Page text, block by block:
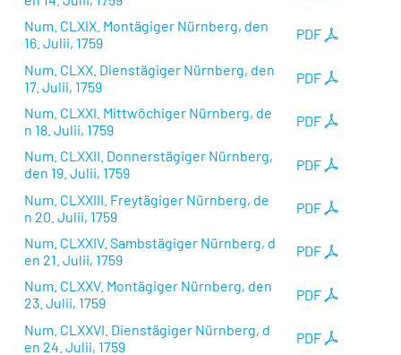
PDF
Num. CLXIX. Montägiger Nürnberg, den
16. Julii, 1759
PDF
Num. CLXX. Dienstägiger Nürnberg, den
17. Julii, 1759
PDF
Num. CLXXI. Mittwöchiger Nürnberg, de
n 18. Julii, 1759
PDF
Num. CLXXII. Donnerstägiger Nürnberg,
den 19. Julii, 1759
PDF
Num. CLXXIII. Freytägiger Nürnberg, de
n 20. Julii, 1759
PDF
Num. CLXXIV. Sambstägiger Nürnberg, d
en 21. Julii, 1759
PDF
Num. CLXXV. Montägiger Nürnberg, den
23. Julii, 1759
PDF
Num. CLXXVI. Dienstägiger Nürnberg, d
en 24. Julii, 1759